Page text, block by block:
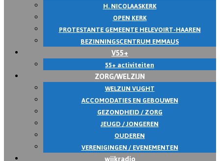
H. NICOLAASKERK
OPEN KERK
PROTESTANTE GEMEENTE HELEVOIRT-HAAREN
BEZINNINGSCENTRUM EMMAUS
V55+
55+ activiteiten
ZORG/WELZIJN
WELZIJN VUGHT
ACCOMODATIES EN GEBOUWEN
GEZONDHEID / ZORG
JEUGD / JONGEREN
OUDEREN
VERENIGINGEN / EVENEMENTEN